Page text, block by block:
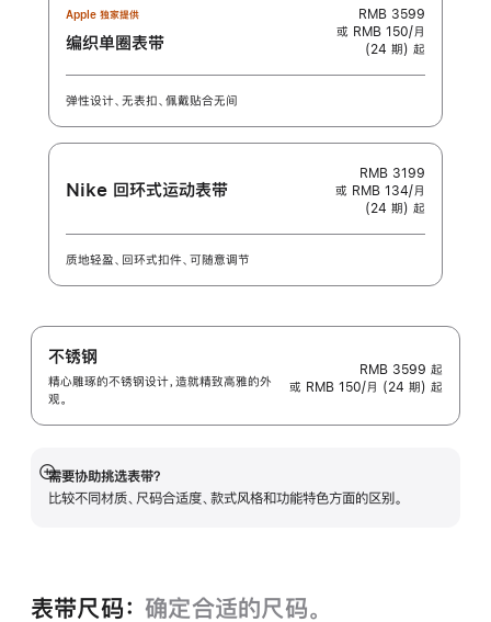
Apple 独家提供
编织单圈表带
RMB 3599
或 RMB 150/月
(24 期) 起
弹性设计、无表扣、佩戴贴合无间
Nike 回环式运动表带
RMB 3199
或 RMB 134/月
(24 期) 起
质地轻盈、回环式扣件、可随意调节
不锈钢
精心雕琢的不锈钢设计，造就精致高雅的外
观。
RMB 3599 起
或 RMB 150/月 (24 期) 起
需要协助挑选表带？
比较不同材质、尺码合适度、款式风格和功能特色方面的区别。
展
开
表带尺码： 确定合适的尺码。